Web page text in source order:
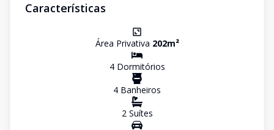
Características
Área Privativa 202m²
4Dormitórios
4 Banheiros
2Suítes